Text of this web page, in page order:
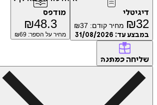
דיגיטלי
₪32 מחיר קודם: ₪37
במבצע עד: 31/08/2026
מודפס
₪48.3
מחיר על הספר: ₪ 69
שליחה כמתנה